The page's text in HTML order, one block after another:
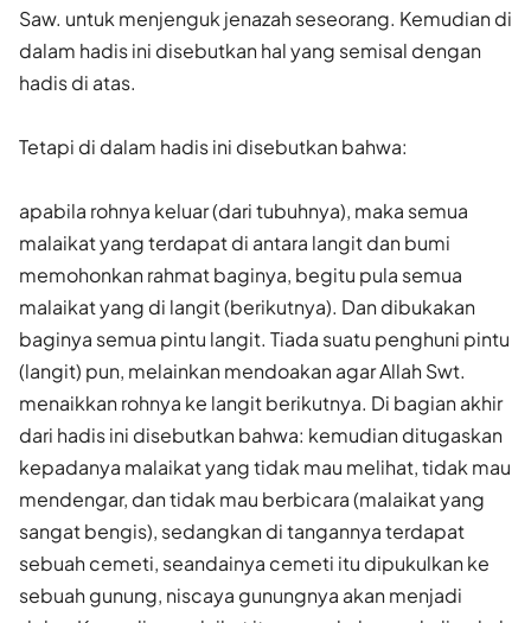
Saw. untuk menjenguk jenazah seseorang. Kemudian di
dalam hadis ini disebutkan hal yang semisal dengan
hadis di atas.
Tetapi di dalam hadis ini disebutkan bahwa:
apabila rohnya keluar (dari tubuhnya), maka semua
malaikat yang terdapat di antara langit dan bumi
memohonkan rahmat baginya, begitu pula semua
malaikat yang di langit (berikutnya). Dan dibukakan
baginya semua pintu langit. Tiada suatu penghuni pintu
(langit) pun, melainkan mendoakan agar Allah Swt.
menaikkan rohnya ke langit berikutnya. Di bagian akhir
dari hadis ini disebutkan bahwa: kemudian ditugas­kan
kepadanya malaikat yang tidak mau melihat, tidak mau
mendengar, dan tidak mau berbicara (malaikat yang
sangat bengis), sedangkan di tangannya terdapat
sebuah cemeti, seandainya cemeti itu dipukulkan ke
sebuah gunung, niscaya gunungnya akan menjadi